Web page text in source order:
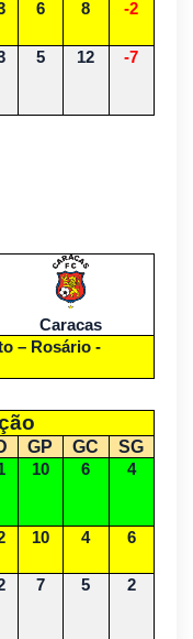
6 8 -2
5 12 -7
Caracas
– Rosário -
GP GC SG
10 6 4
10 4 6
7 5 2